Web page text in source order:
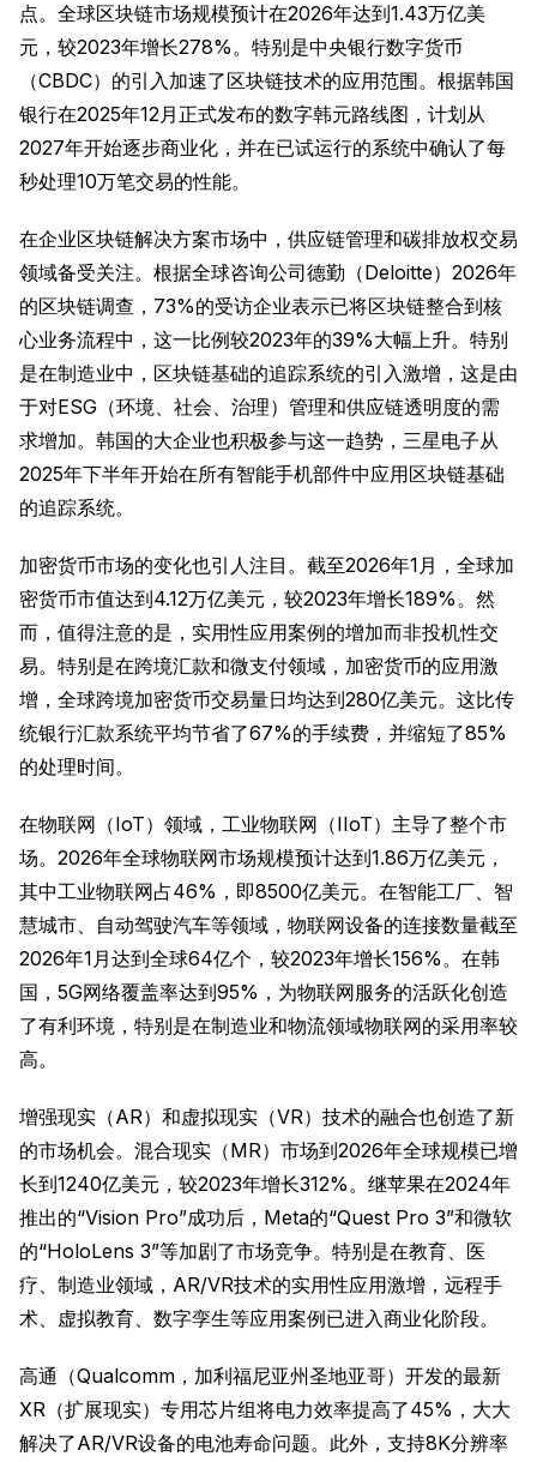
点。全球区块链市场规模预计在2026年达到1.43万亿美
元，较2023年增长278%。特别是中央银行数字货币
（CBDC）的引入加速了区块链技术的应用范围。根据韩国
银行在2025年12月正式发布的数字韩元路线图，计划从
2027年开始逐步商业化，并在已试运行的系统中确认了每
秒处理10万笔交易的性能。
在企业区块链解决方案市场中，供应链管理和碳排放权交易
领域备受关注。根据全球咨询公司德勤（Deloitte）2026年
的区块链调查，73%的受访企业表示已将区块链整合到核
心业务流程中，这一比例较2023年的39%大幅上升。特别
是在制造业中，区块链基础的追踪系统的引入激增，这是由
于对ESG（环境、社会、治理）管理和供应链透明度的需
求增加。韩国的大企业也积极参与这一趋势，三星电子从
2025年下半年开始在所有智能手机部件中应用区块链基础
的追踪系统。
加密货币市场的变化也引人注目。截至2026年1月，全球加
密货币市值达到4.12万亿美元，较2023年增长189%。然
而，值得注意的是，实用性应用案例的增加而非投机性交
易。特别是在跨境汇款和微支付领域，加密货币的应用激
增，全球跨境加密货币交易量日均达到280亿美元。这比传
统银行汇款系统平均节省了67%的手续费，并缩短了85%
的处理时间。
在物联网（IoT）领域，工业物联网（IIoT）主导了整个市
场。2026年全球物联网市场规模预计达到1.86万亿美元，
其中工业物联网占46%，即8500亿美元。在智能工厂、智
慧城市、自动驾驶汽车等领域，物联网设备的连接数量截至
2026年1月达到全球64亿个，较2023年增长156%。在韩
国，5G网络覆盖率达到95%，为物联网服务的活跃化创造
了有利环境，特别是在制造业和物流领域物联网的采用率较
高。
增强现实（AR）和虚拟现实（VR）技术的融合也创造了新
的市场机会。混合现实（MR）市场到2026年全球规模已增
长到1240亿美元，较2023年增长312%。继苹果在2024年
推出的“Vision Pro”成功后，Meta的“Quest Pro 3”和微软
的“HoloLens 3”等加剧了市场竞争。特别是在教育、医
疗、制造业领域，AR/VR技术的实用性应用激增，远程手
术、虚拟教育、数字孪生等应用案例已进入商业化阶段。
高通（Qualcomm，加利福尼亚州圣地亚哥）开发的最新
XR（扩展现实）专用芯片组将电力效率提高了45%，大大
解决了AR/VR设备的电池寿命问题。此外，支持8K分辨率